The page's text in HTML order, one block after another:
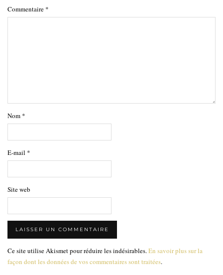
Commentaire *
Nom *
E-mail *
Site web
Ce site utilise Akismet pour réduire les indésirables. En savoir plus sur la
façon dont les données de vos commentaires sont traitées.